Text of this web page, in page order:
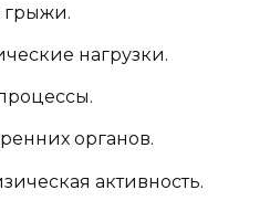
нагрузки.
органов.
активность.